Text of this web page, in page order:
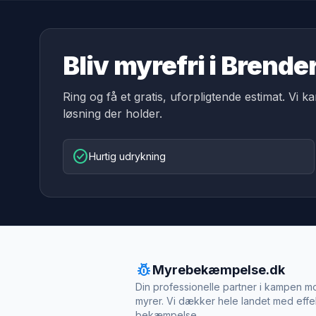
Bliv myrefri i
Ring og få et gratis, uforpligtende estimat. Vi
løsning der holder.
check_circleHurtig udrykning
pest_controlMyrebekæmpelse.dk
Din professionelle partner i kampen
myrer. Vi dækker hele landet med